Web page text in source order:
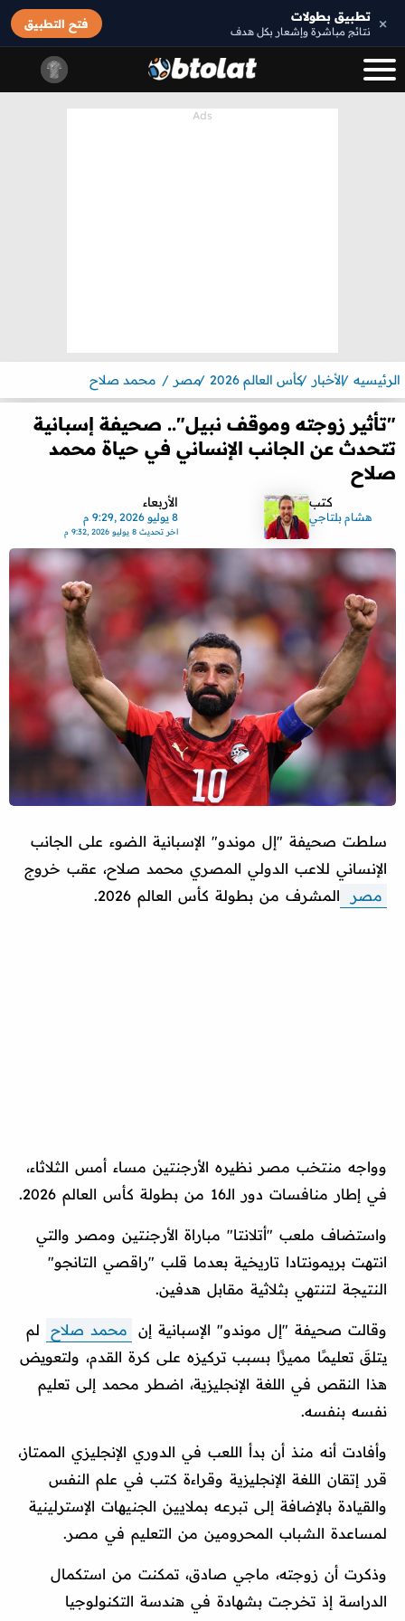
× تطبيق بطولات
نتائج مباشرة وإشعار بكل هدف
فتح التطبيق
الرئيسيه الأخبار كأس العالم 2026 مصر محمد صلاح
"تأثير زوجته وموقف نبيل".. صحيفة إسبانية
تتحدث عن الجانب الإنساني في حياة محمد
صلاح
كتب
هشام بلتاجي
الأربعاء
8 يوليو 2026 ,9:29 م
اخر تحديث8 يوليو 2026 ,9:32 م
سلطت صحيفة "إل موندو" الإسبانية الضوء على الجانب
الإنساني للاعب الدولي المصري محمد صلاح، عقب خروج
مصر
المشرف من بطولة كأس العالم 2026.
وواجه منتخب مصر نظيره الأرجنتين مساء أمس الثلاثاء،
في إطار منافسات دور الـ16 من بطولة كأس العالم 2026.
واستضاف ملعب "أتلانتا" مباراة الأرجنتين ومصر والتي
انتهت بريمونتادا تاريخية بعدما قلب "راقصي التانجو"
النتيجة لتنتهي بثلاثية مقابل هدفين.
وقالت صحيفة "إل موندو" الإسبانية إن محمد صلاح
لم
يتلقَ تعليمًا مميزًا بسبب تركيزه على كرة القدم، ولتعويض
هذا النقص في اللغة الإنجليزية، اضطر محمد إلى تعليم
نفسه بنفسه.
وأفادت أنه منذ أن بدأ اللعب في الدوري الإنجليزي الممتاز،
قرر إتقان اللغة الإنجليزية وقراءة كتب في علم النفس
والقيادة بالإضافة إلى تبرعه بملايين الجنيهات الإسترلينية
لمساعدة الشباب المحرومين من التعليم في مصر.
وذكرت أن زوجته، ماجي صادق، تمكنت من استكمال
الدراسة إذ تخرجت بشهادة في هندسة التكنولوجيا